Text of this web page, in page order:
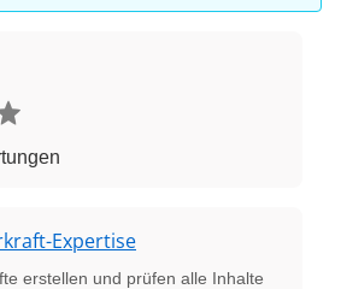
Expertise
erstellen und prüfen alle Inhalte